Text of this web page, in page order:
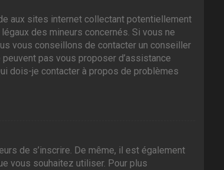
aux sites internet collectant potentiellement
des mineurs concernés. Si vous ne
vous conseillons de contacter un conseiller
pas vous proposer d’assistance
dois-je contacter à propos de problèmes
de s’inscrire. De même, il est également
vous souhaitez utiliser. Pour plus